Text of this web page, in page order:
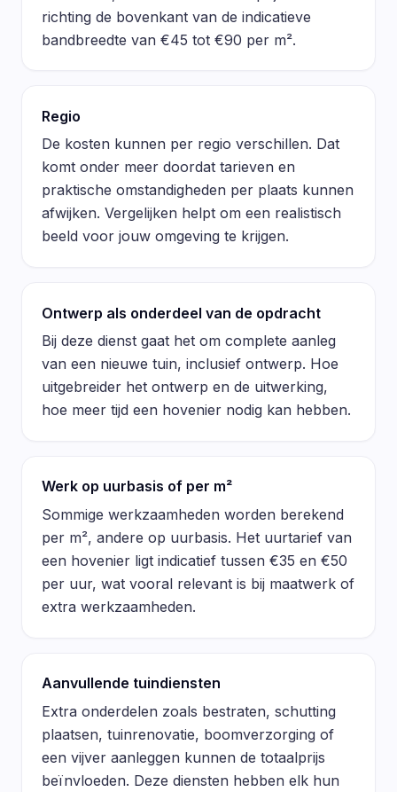
richting de bovenkant van de indicatieve
bandbreedte van €45 tot €90 per m².
Regio
De kosten kunnen per regio verschillen. Dat
komt onder meer doordat tarieven en
praktische omstandigheden per plaats kunnen
afwijken. Vergelijken helpt om een realistisch
beeld voor jouw omgeving te krijgen.
Ontwerp als onderdeel van de opdracht
Bij deze dienst gaat het om complete aanleg
van een nieuwe tuin, inclusief ontwerp. Hoe
uitgebreider het ontwerp en de uitwerking,
hoe meer tijd een hovenier nodig kan hebben.
Werk op uurbasis of per m²
Sommige werkzaamheden worden berekend
per m², andere op uurbasis. Het uurtarief van
een hovenier ligt indicatief tussen €35 en €50
per uur, wat vooral relevant is bij maatwerk of
extra werkzaamheden.
Aanvullende tuindiensten
Extra onderdelen zoals bestraten, schutting
plaatsen, tuinrenovatie, boomverzorging of
een vijver aanleggen kunnen de totaalprijs
beïnvloeden. Deze diensten hebben elk hun